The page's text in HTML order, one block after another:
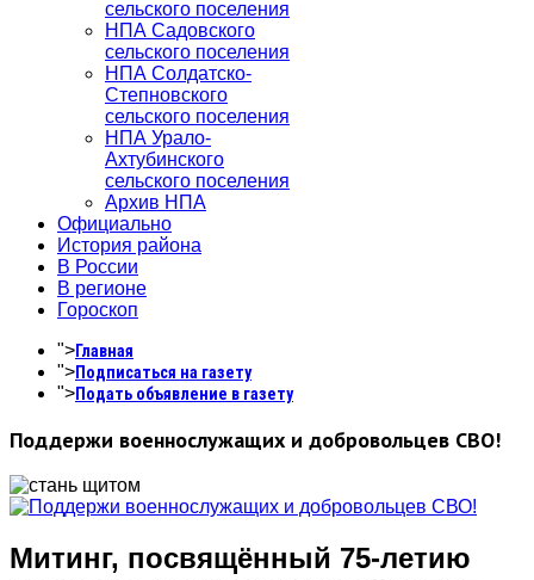
сельского поселения
НПА Садовского
сельского поселения
НПА Солдатско-
Степновского
сельского поселения
НПА Урало-
Ахтубинского
сельского поселения
Архив НПА
Официально
История района
В России
В регионе
Гороскоп
">Главная
">Подписаться на газету
">Подать объявление в газету
Поддержи военнослужащих и добровольцев СВО!
Митинг, посвящённый 75-летию